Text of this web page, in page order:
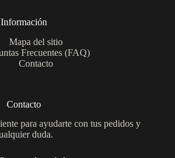
Información
Mapa del sitio
Frecuentes (FAQ)
Contacto
Contacto
para ayudarte con tus pedidos y
duda.